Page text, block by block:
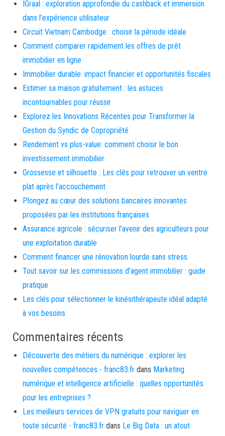
IGraal : exploration approfondie du cashback et immersion
dans l’expérience utilisateur
Circuit Vietnam Cambodge : choisir la période idéale
Comment comparer rapidement les offres de prêt
immobilier en ligne
Immobilier durable: impact financier et opportunités fiscales
Estimer sa maison gratuitement : les astuces
incontournables pour réussir
Explorez les Innovations Récentes pour Transformer la
Gestion du Syndic de Copropriété
Rendement vs plus-value: comment choisir le bon
investissement immobilier
Grossesse et silhouette : Les clés pour retrouver un ventre
plat après l’accouchement
Plongez au cœur des solutions bancaires innovantes
proposées par les institutions françaises
Assurance agricole : sécuriser l’avenir des agriculteurs pour
une exploitation durable
Comment financer une rénovation lourde sans stress
Tout savoir sur les commissions d’agent immobilier : guide
pratique
Les clés pour sélectionner le kinésithérapeute idéal adapté
à vos besoins
Commentaires récents
Découverte des métiers du numérique : explorer les
nouvelles compétences - franc83.fr dans Marketing
numérique et intelligence artificielle : quelles opportunités
pour les entreprises ?
Les meilleurs services de VPN gratuits pour naviguer en
toute sécurité - franc83.fr dans Le Big Data : un atout